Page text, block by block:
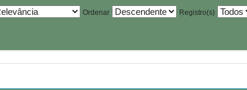
Ordenar Registro(s)